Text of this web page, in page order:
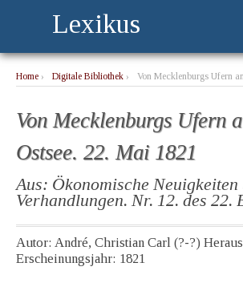
Lexikus
Home › Digitale Bibliothek › Von Mecklenburgs Ufern
Von Mecklenburgs Ufern
Ostsee. 22. Mai 1821
Aus: Ökonomische Neuigkeiten
Verhandlungen. Nr. 12. des 22.
Autor: André, Christian Carl (?-?)
Erscheinungsjahr: 1821